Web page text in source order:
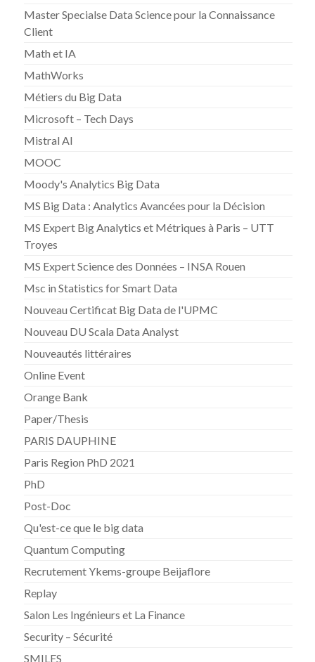
Master Specialse Data Science pour la Connaissance
Client
Math et IA
MathWorks
Métiers du Big Data
Microsoft – Tech Days
Mistral AI
MOOC
Moody's Analytics Big Data
MS Big Data : Analytics Avancées pour la Décision
MS Expert Big Analytics et Métriques à Paris – UTT
Troyes
MS Expert Science des Données – INSA Rouen
Msc in Statistics for Smart Data
Nouveau Certificat Big Data de l'UPMC
Nouveau DU Scala Data Analyst
Nouveautés littéraires
Online Event
Orange Bank
Paper/Thesis
PARIS DAUPHINE
Paris Region PhD 2021
PhD
Post-Doc
Qu'est-ce que le big data
Quantum Computing
Recrutement Ykems-groupe Beijaflore
Replay
Salon Les Ingénieurs et La Finance
Security – Sécurité
SMILES